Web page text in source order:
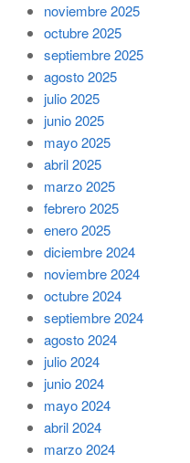
noviembre 2025
octubre 2025
septiembre 2025
agosto 2025
julio 2025
junio 2025
mayo 2025
abril 2025
marzo 2025
febrero 2025
enero 2025
diciembre 2024
noviembre 2024
octubre 2024
septiembre 2024
agosto 2024
julio 2024
junio 2024
mayo 2024
abril 2024
marzo 2024